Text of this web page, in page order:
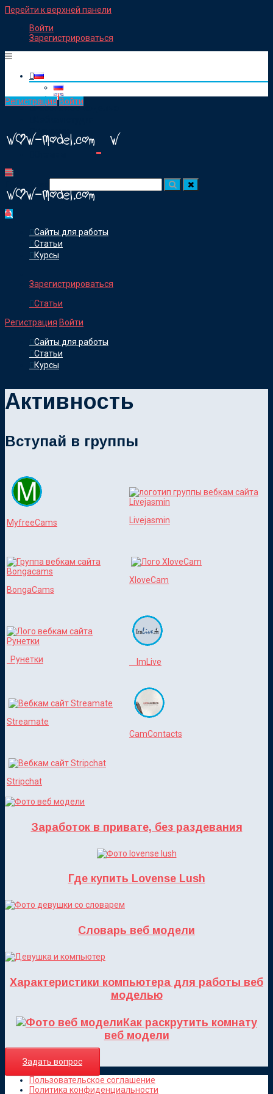
Перейти к верхней панели
Войти
Зарегистрироваться
Работа веб моделью
Магазин
Статьи
Регистрация Войти
Сайты для работы
Статьи
Курсы
Зарегистрироваться
Статьи
Регистрация Войти
Сайты для работы
Статьи
Курсы
Активность
Вступай в группы
MyfreeCams Livejasmin
BongaCams
XloveCam
Рунетки ImLive
Streamate
CamContacts
Stripchat
Заработок в привате, без раздевания
Где купить Lovense Lush
Словарь веб модели
Характеристики компьютера для работы веб
моделью
Как раскрутить комнату
веб модели
Задать вопрос
Пользовательское соглашение
Политика конфиденциальности